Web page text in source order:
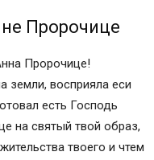
Димитрия
Анне:
литература о
Пророчице
Пророчице!
восприяла еси
есть Господь
на святый твой образ,
твоего и чтем